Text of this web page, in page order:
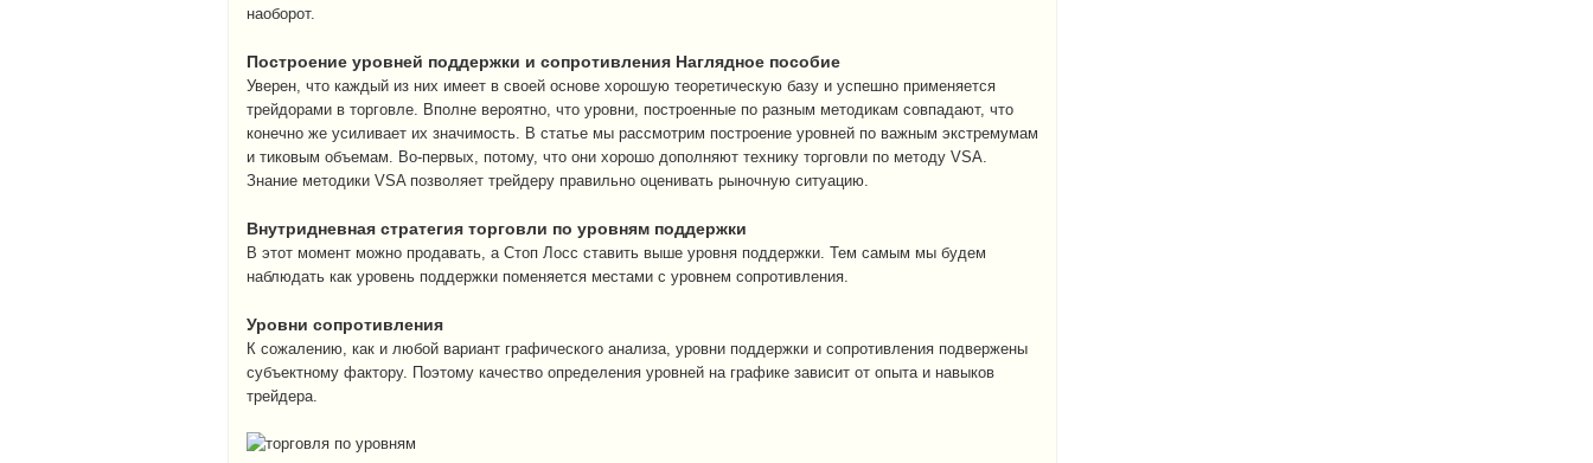
наоборот.
Построение уровней поддержки и сопротивления Наглядное пособие
Уверен, что каждый из них имеет в своей основе хорошую теоретическую базу и успешно применяется
трейдорами в торговле. Вполне вероятно, что уровни, построенные по разным методикам совпадают, что
конечно же усиливает их значимость. В статье мы рассмотрим построение уровней по важным экстремумам
и тиковым объемам. Во-первых, потому, что они хорошо дополняют технику торговли по методу VSA.
Знание методики VSA позволяет трейдеру правильно оценивать рыночную ситуацию.
Внутридневная стратегия торговли по уровням поддержки
В этот момент можно продавать, а Стоп Лосс ставить выше уровня поддержки. Тем самым мы будем
наблюдать как уровень поддержки поменяется местами с уровнем сопротивления.
Уровни сопротивления
К сожалению, как и любой вариант графического анализа, уровни поддержки и сопротивления подвержены
субъектному фактору. Поэтому качество определения уровней на графике зависит от опыта и навыков
трейдера.